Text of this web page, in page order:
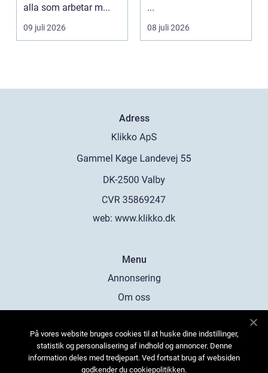
alla som arbetar m...
09 juli 2026
...
08 juli 2026
Adress
web: www.klikko.dk
Menu
Annonsering
Om oss
Kontakta oss
Sitemap
På vores website bruges cookies til at huske dine indstillinger,
statistik og personalisering af indhold og annoncer. Denne
information deles med tredjepart. Ved fortsat brug af websiden
godkender du cookiepolitikken.